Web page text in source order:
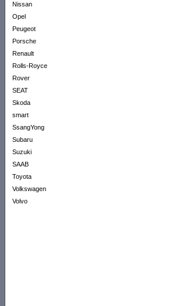
Nissan
Opel
Peugeot
Porsche
Renault
Rolls-Royce
Rover
SEAT
Skoda
smart
SsangYong
Subaru
Suzuki
SAAB
Toyota
Volkswagen
Volvo